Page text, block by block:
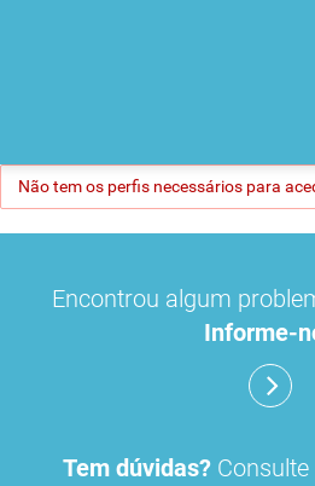
Não tem os perfis necessários para
Encontrou algum
Informe-
Tem dúvidas?